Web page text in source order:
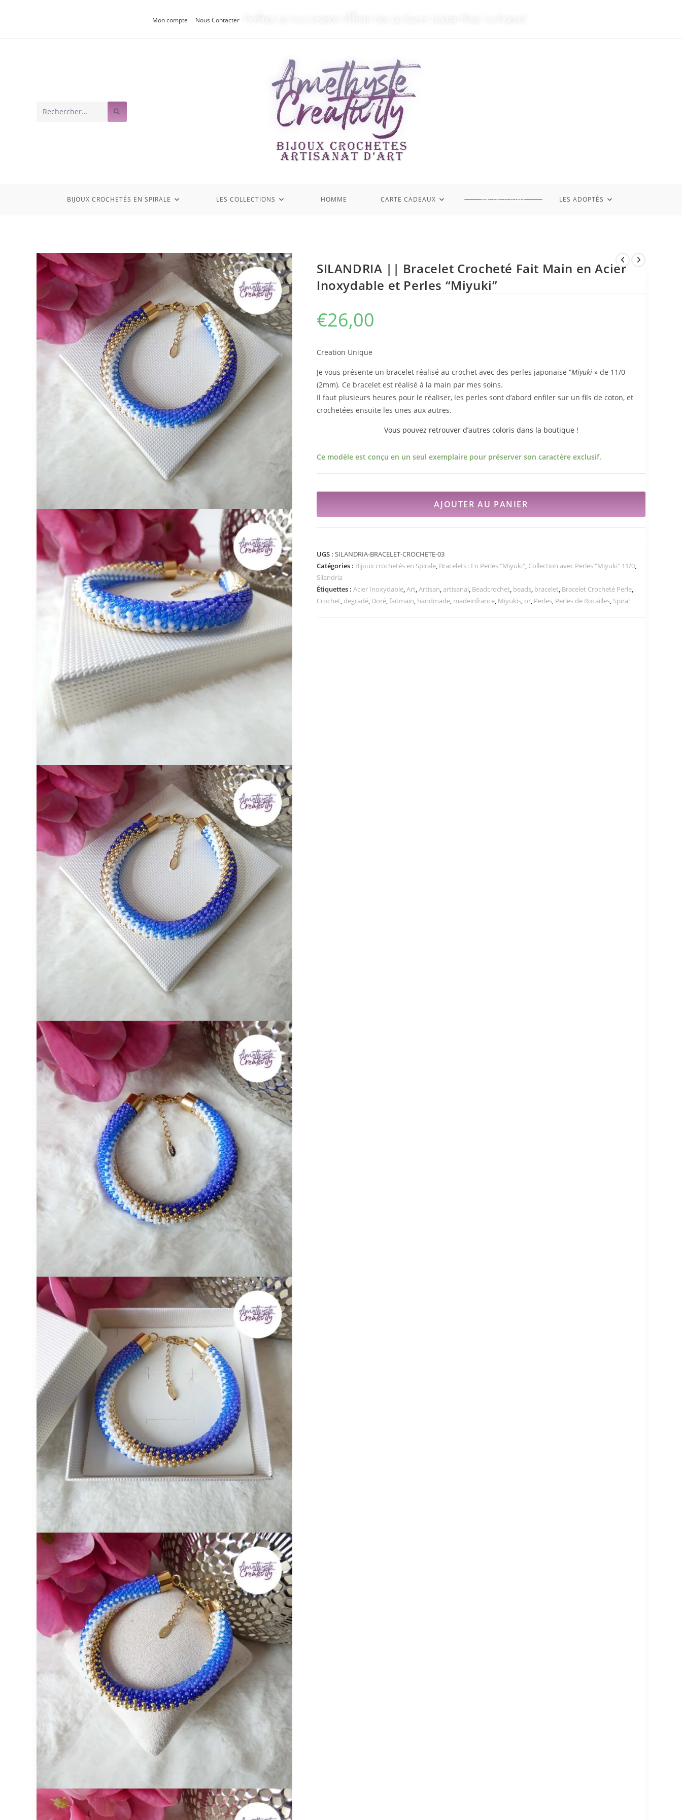
Mon compte Nous Contacter
Rechercher
BIJOUX CROCHETÉS EN SPIRALE LES COLLECTIONS HOMME CARTE CADEAUX PROMOTIONS LES ADOPTÉS
SILANDRIA || Bracelet Crocheté Fait Main en Acier
Inoxydable et Perles “Miyuki”
€26,00
Creation Unique
Je vous présente un bracelet réalisé au crochet avec des perles japonaise “Miyuki » de 11/0
(2mm). Ce bracelet est réalisé à la main par mes soins.
Il faut plusieurs heures pour le réaliser, les perles sont d’abord enfiler sur un fils de coton, et
crochetées ensuite les unes aux autres.
Vous pouvez retrouver d’autres coloris dans la boutique !
Ce modèle est conçu en un seul exemplaire pour préserver son caractère exclusif.
AJOUTER AU PANIER
UGS : SILANDRIA-BRACELET-CROCHETE-03
Catégories : Bijoux crochetés en Spirale, Bracelets : En Perles "Miyuki", Collection avec Perles "Miyuki" 11/0,
Silandria
Étiquettes : Acier Inoxydable,Art,Artisan,artisanal, Beadcrochet, beads, bracelet, Bracelet Crocheté Perle,
Crochet, degradé, Doré,faitmain, handmade, madeinfrance, Miyukis, or, Perles, Perles de Rocailles, Spiral